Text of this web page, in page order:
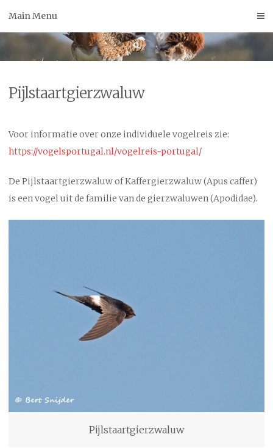
Main Menu
Pijlstaartgierzwaluw
Voor informatie over onze individuele vogelreis zie:
https://vogelsportugal.nl/vogelreis-portugal/
De Pijlstaartgierzwaluw of Kaffergierzwaluw (Apus caffer)
is een vogel uit de familie van de gierzwaluwen (Apodidae).
Pijlstaartgierzwaluw